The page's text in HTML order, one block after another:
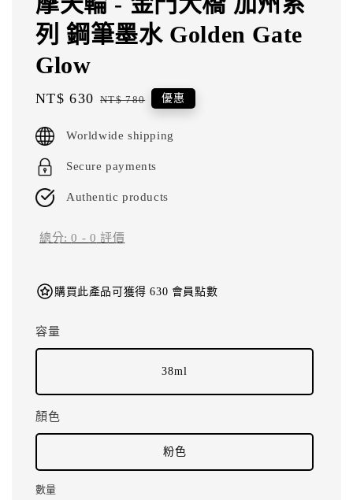
列 鋼筆墨水 Golden Gate
Glow
Sale
NT$ 630 Regular
NT$ 780 優惠
Worldwide shipping
Secure payments
Authentic products
總分:0 - 0 評價
購買此產品可獲得 630 會員點數
容量
38ml
顏色
粉色
數量